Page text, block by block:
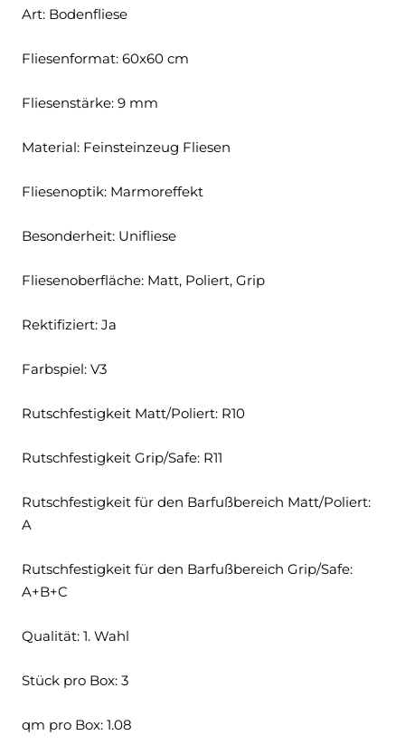
Art: Bodenfliese
Fliesenformat: 60x60 cm
Fliesenstärke: 9 mm
Material: Feinsteinzeug Fliesen
Fliesenoptik: Marmoreffekt
Besonderheit: Unifliese
Fliesenoberfläche: Matt, Poliert, Grip
Rektifiziert: Ja
Farbspiel: V3
Rutschfestigkeit Matt/Poliert: R10
Rutschfestigkeit Grip/Safe: R11
Rutschfestigkeit für den Barfußbereich Matt/Poliert:
A
Rutschfestigkeit für den Barfußbereich Grip/Safe:
A+B+C
Qualität: 1. Wahl
Stück pro Box: 3
qm pro Box: 1.08